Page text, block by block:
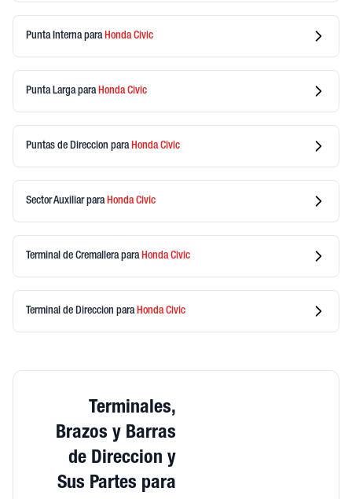
Punta Internapara HondaCivic
Punta Largapara HondaCivic
Puntas de Direccion para HondaCivic
Sector Auxiliarpara HondaCivic
Terminal de Cremallerapara HondaCivic
Terminal de Direccion para HondaCivic
Terminales,
Brazos y Barras
de Direccion y
Sus Partes para